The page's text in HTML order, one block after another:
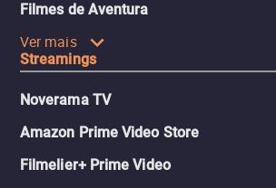
Filmes de Aventura
Ver mais
Streamings
Noverama TV
Amazon Prime Video Store
Filmelier+ Prime Video